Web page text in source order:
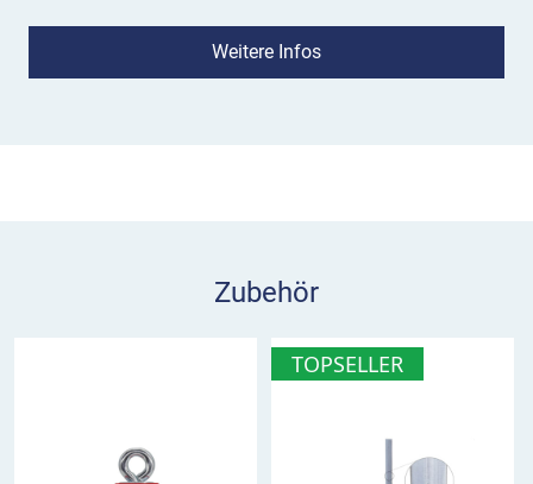
Das Hinweisschild wird beispielsweise an
Straßenseite benutzen im Überblick
Straßenseite zu wechseln
Weitere Infos
Zubehör
TOPSELLER